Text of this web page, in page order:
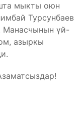
мыкты оюн
Турсунбаев
Манасчынын үй-
азыркы